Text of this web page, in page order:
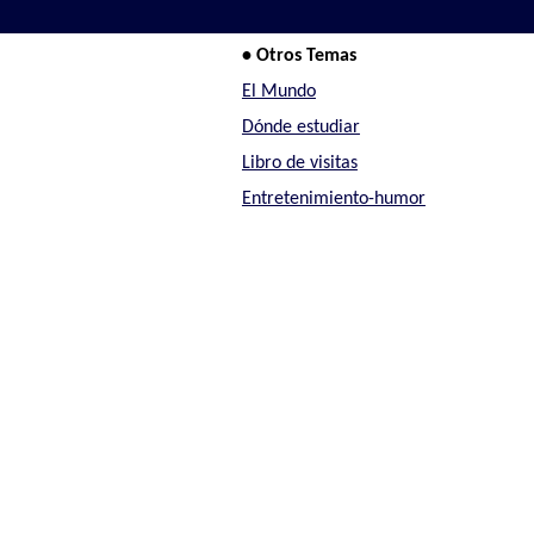
• Otros Temas
El Mundo
Dónde estudiar
Libro de visitas
Entretenimiento-humor